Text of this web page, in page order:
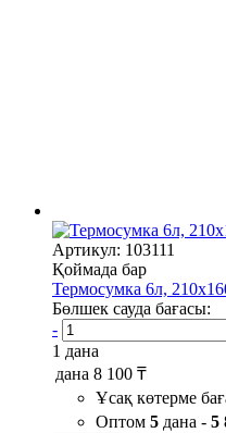
Артикул: 103111
Қоймада бар
Термосумка 6л,
Бөлшек сауда бағасы:
-
1 дана
дана 8 100 ₸
Ұсақ көтерме
Оптом 5 дана - 5